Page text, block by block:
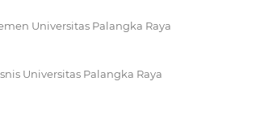
Universitas Palangka Raya
Universitas Palangka Raya